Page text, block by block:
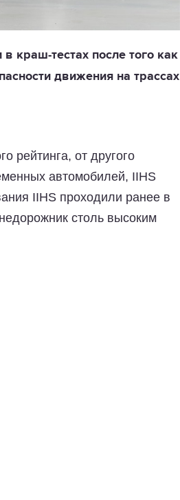
краш-тестах после того как
движения на трассах
рейтинга, от другого
автомобилей, IIHS
IIHS проходили ранее в
столь высоким